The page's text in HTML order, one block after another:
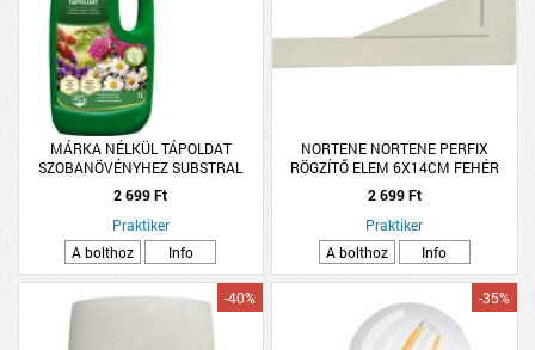
MÁRKA NÉLKÜL TÁPOLDAT
SZOBANÖVÉNYHEZ SUBSTRAL
1000ML
2 699 Ft
Praktiker
A bolthoz
Info
NORTENE NORTENE PERFIX
RÖGZÍTŐ ELEM 6X14CM FEHÉR
2 699 Ft
Praktiker
A bolthoz
Info
-40% -35%